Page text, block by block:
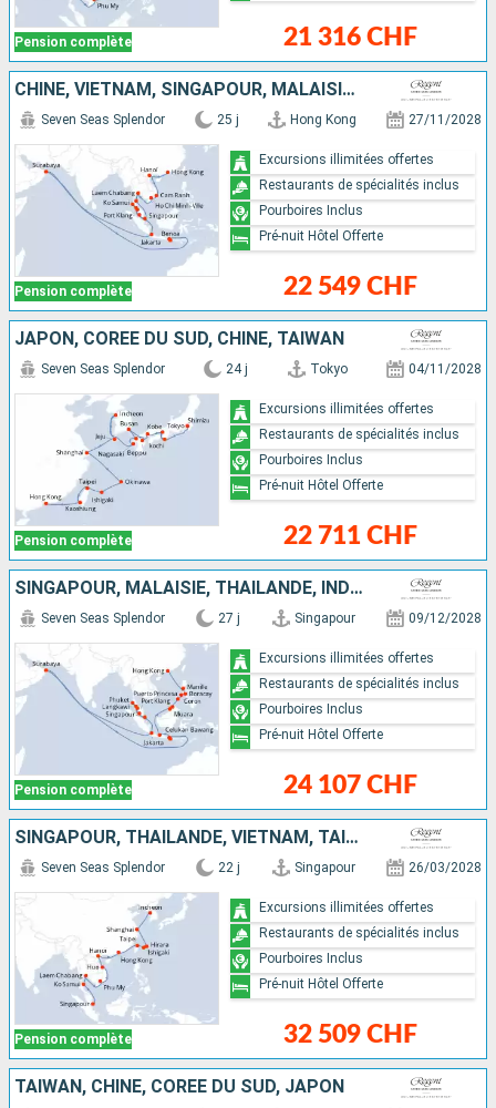
Pension complète 21 316 CHF
CHINE, VIETNAM, SINGAPOUR, MALAISIE, THAÏLANDE, INDONÉSIE
Pension complète
Seven Seas Splendor 25 j Hong Kong 27/11/2028
22 549 CHF
Excursions illimitées offertes
Restaurants de spécialités inclus
Pourboires Inclus
Pré-nuit Hôtel Offerte
JAPON, CORÉE DU SUD, CHINE, TAÏWAN
Pension complète
Seven Seas Splendor 24 j Tokyo 04/11/2028
22 711 CHF
Excursions illimitées offertes
Restaurants de spécialités inclus
Pourboires Inclus
Pré-nuit Hôtel Offerte
SINGAPOUR, MALAISIE, THAÏLANDE, INDONÉSIE, BRUNEI, PHILIPPINES, CHINE
Pension complète
Seven Seas Splendor 27 j Singapour 09/12/2028
24 107 CHF
Excursions illimitées offertes
Restaurants de spécialités inclus
Pourboires Inclus
Pré-nuit Hôtel Offerte
SINGAPOUR, THAÏLANDE, VIETNAM, TAÏWAN, JAPON, CHINE, CORÉE DU SUD
Pension complète
Seven Seas Splendor 22 j Singapour 26/03/2028
32 509 CHF
Excursions illimitées offertes
Restaurants de spécialités inclus
Pourboires Inclus
Pré-nuit Hôtel Offerte
TAÏWAN, CHINE, CORÉE DU SUD, JAPON